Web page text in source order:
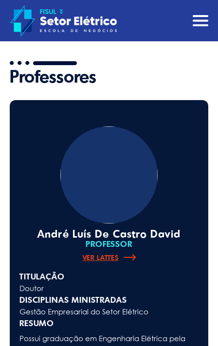
Professores
André Luís De Castro David
PROFESSOR
VER LATTES
TITULAÇÃO
Doutor
DISCIPLINAS MINISTRADAS
Gestão Empresarial do Setor Elétrico
RESUMO
Possui graduação em Engenharia Elétrica pela